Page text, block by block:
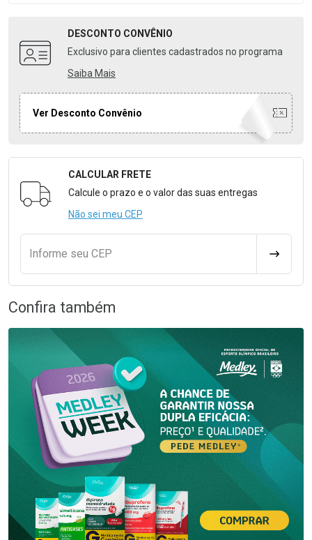
DESCONTO CONVÊNIO
Exclusivo para clientes cadastrados no programa
Saiba Mais
Ver Desconto Convênio
Formulário para Calcular o Frete
CALCULAR FRETE
Calcule o prazo e o valor das suas entregas
Não sei meu CEP
Informe seu CEP
Confira também